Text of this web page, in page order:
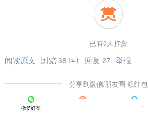
已有0人打赏
阅读原文 浏览 38141 回复 27 举报
分享到微信/朋友圈 领红包
微信好友 QQ好友